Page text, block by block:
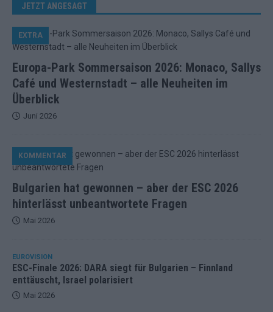
JETZT ANGESAGT
Europa-Park Sommersaison 2026: Monaco, Sallys
Café und Westernstadt – alle Neuheiten im
Überblick
EXTRA
Juni 2026
Bulgarien hat gewonnen – aber der ESC 2026
hinterlässt unbeantwortete Fragen
KOMMENTAR
Mai 2026
EUROVISION
ESC-Finale 2026: DARA siegt für Bulgarien – Finnland
enttäuscht, Israel polarisiert
Mai 2026